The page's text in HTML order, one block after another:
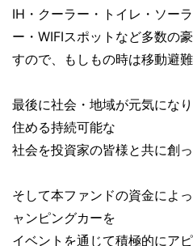
IH・クーラー・トイレ・ソー
ー・WIFIスポットなど多数の
すので、もしもの時は移動避
最後に社会・地域が元気にな
住める持続可能な
社会を投資家の皆様と共に創
そして本ファンドの資金によ
ャンピングカーを
イベントを通じて積極的にア